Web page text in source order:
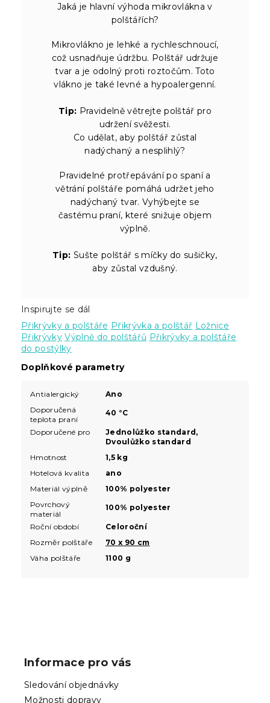
Jaká je hlavní výhoda mikrovlákna v
polštářích?
Mikrovlákno je lehké a rychleschnoucí,
což usnadňuje údržbu. Polštář udržuje
tvar a je odolný proti roztočům. Toto
vlákno je také levné a hypoalergenní.
Tip: Pravidelně větrejte polštář pro
udržení svěžesti.
Co udělat, aby polštář zůstal
nadýchaný a nesplihlý?
Pravidelné protřepávání po spaní a
větrání polštáře pomáhá udržet jeho
nadýchaný tvar. Vyhýbejte se
častému praní, které snižuje objem
výplně.
Tip: Sušte polštář s míčky do sušičky,
aby zůstal vzdušný.
Inspirujte se dál
Přikrývky a polštáře Přikrývka a polštář Ložnice
Přikrývky Výplně do polštářů Přikrývky a polštáře
do postýlky
Doplňkové parametry
Antialergický
Ano
Doporučená
teplota praní
40 °C
Doporučené pro
Jednolůžko standard,
Dvoulůžko standard
Hmotnost
1,5 kg
Hotelová kvalita
ano
Materiál výplně
100% polyester
Povrchový
materiál
100% polyester
Roční období
Celoroční
Rozměr polštáře
70 x 90 cm
Váha polštáře
1100 g
Informace pro vás
Sledování objednávky
Možnosti dopravy